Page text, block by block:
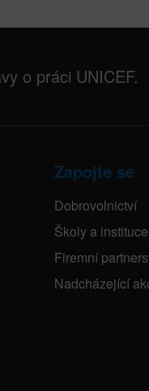
o práci UNICEF.
Zapojte se
Dobrovolnictví
Školy a instituce
Firemní
Nadcházející